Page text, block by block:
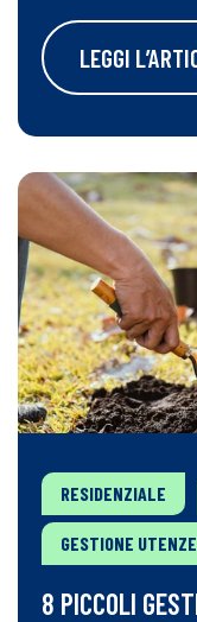
LEGGI
RESIDENZIALE
GESTIONE UTENZE
8 PICCOLI